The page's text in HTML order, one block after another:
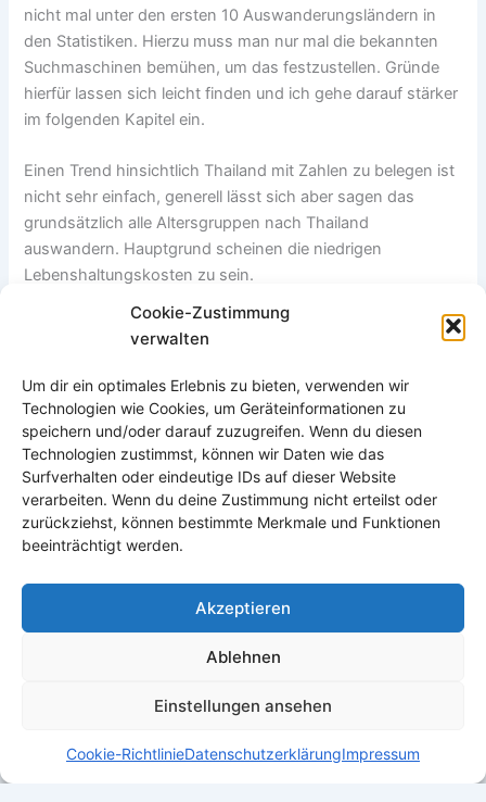
Cookie-Zustimmung
verwalten
Um dir ein optimales Erlebnis zu bieten, verwenden wir
Technologien wie Cookies, um Geräteinformationen zu
speichern und/oder darauf zuzugreifen. Wenn du diesen
Technologien zustimmst, können wir Daten wie das
Surfverhalten oder eindeutige IDs auf dieser Website
verarbeiten. Wenn du deine Zustimmung nicht erteilst oder
zurückziehst, können bestimmte Merkmale und Funktionen
beeinträchtigt werden.
Akzeptieren
Ablehnen
Einstellungen ansehen
Cookie-RichtlinieDatenschutzerklärungImpressum
nicht mal unter den ersten 10 Auswanderungsländern in
den Statistiken. Hierzu muss man nur mal die bekannten
Suchmaschinen bemühen, um das festzustellen. Gründe
hierfür lassen sich leicht finden und ich gehe darauf stärker
im folgenden Kapitel ein.
Einen Trend hinsichtlich Thailand mit Zahlen zu belegen ist
nicht sehr einfach, generell lässt sich aber sagen das
grundsätzlich alle Altersgruppen nach Thailand
auswandern. Hauptgrund scheinen die niedrigen
Lebenshaltungskosten zu sein.
Besonders aber Rentner und Frühpensionäre wollen
einfach mehr Kaufkraft für ihre Rente haben und dabei
liegen besonders asiatische Länder wie Thailand stark im
Trend.Weiterlesen >>>
ZURÜCK WEITER